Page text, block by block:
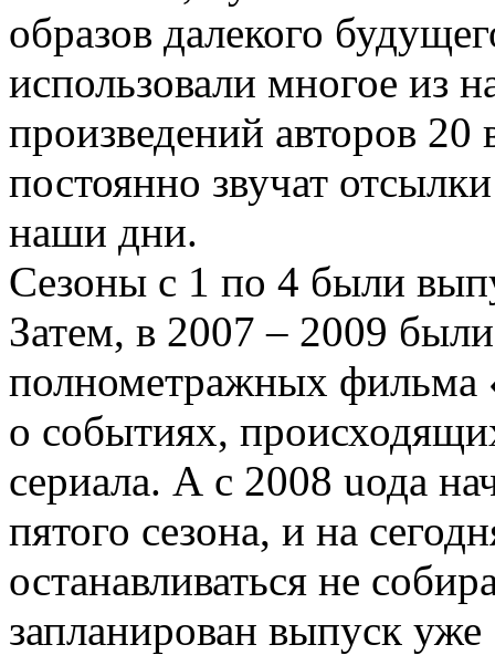
образов далекого
использовали многое из
произведений авторов
постоянно звучат
наши дни.
Сезоны с 1 по 4 были
Затем, в 2007 – 2009
полнометражных фильма
о событиях,
сериала. А с 2008 uода
пятого сезона, и на
останавливаться не
запланирован выпуск уже